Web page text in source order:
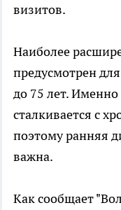
визитов.
Наиболее
предусмотрен
до 75 лет.
сталкивается с
поэтому ранняя
важна.
Как сообщает